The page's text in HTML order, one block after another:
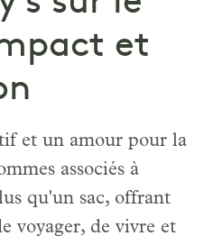
et
et un amour pour la
associés à
qu'un sac, offrant
voyager, de vivre et